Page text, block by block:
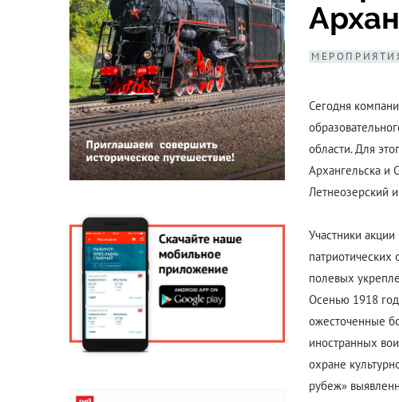
Сегодня
области. Для
Архангельска и
Летнеозерский
Участники
полевых
Осенью 1918
ожесточенные
иностранных
охране
рубеж»